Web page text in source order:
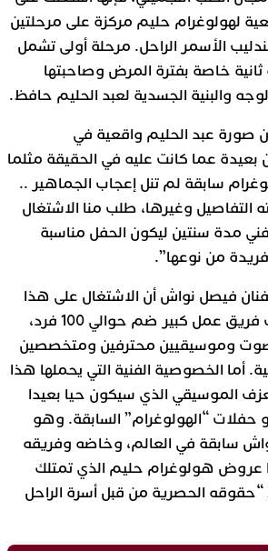
لهولوغرام حليم مركزة على مرحلتين
الأسمر الراحل. مرحلة أولى تشمل
ثانية خاصة بفترة المرض وصاحبتها
والبنية الجسدية لعبد الحليم حافظ.
صورة عبد الحليم واقعية في
بعيدة عما كانت عليه في الحقيقة مثلما
سابقة لم تنل إعجاب الجماهير ..
التفاصيل وغيرها، طلب منا الاشتغال
مدة سنتين ليكون الحفل مناسبة
من نوعها”.
فيصل نواش أن الاشتغال على هذا
المشروع الفني تطلب فريق عمل كبير ضم حوالي 100 فرد،
وموسيقيين محترفين ومتخصصين
أما الخصوصية الفنية التي يحملها هذا
الموسيقي الذي سيكون حيا بعيدا
حفلات “الهولوغرام” السابقة. وهو
سابقة في العالم، وخاضه وفريقه
عروض هولوغرام حليم الذي تمتلك
شركة “XtendVision “حقوقه الحصرية من قبل أسرة الراحل